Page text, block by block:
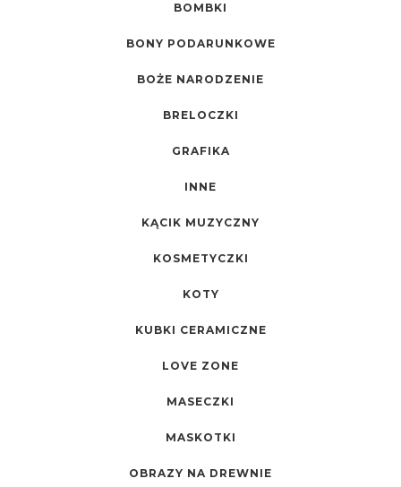
BOMBKI
BONY PODARUNKOWE
BOŻE NARODZENIE
BRELOCZKI
GRAFIKA
INNE
KĄCIK MUZYCZNY
KOSMETYCZKI
KOTY
KUBKI CERAMICZNE
LOVE ZONE
MASECZKI
MASKOTKI
OBRAZY NA DREWNIE